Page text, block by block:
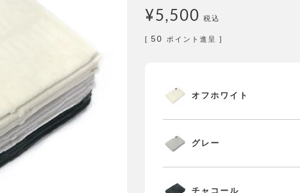
¥5,500 税込
[ 50 ポイント進呈 ]
オフホワイト
グレー
チャコール